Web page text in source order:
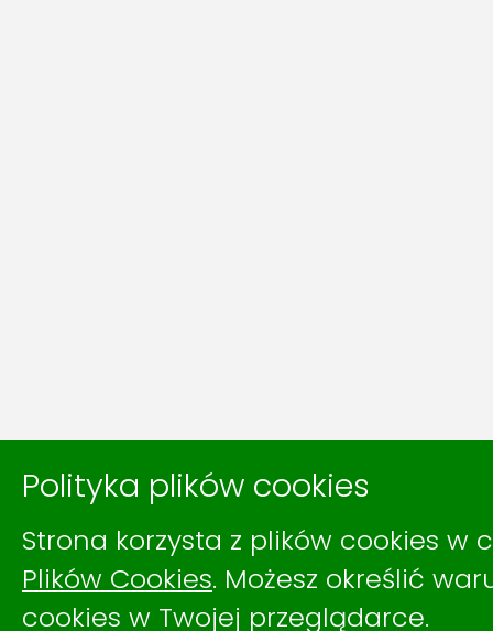
Polityka plików cookies
Strona korzysta z plików cookies w
Plików Cookies. Możesz określić
cookies w Twojej przeglądarce.